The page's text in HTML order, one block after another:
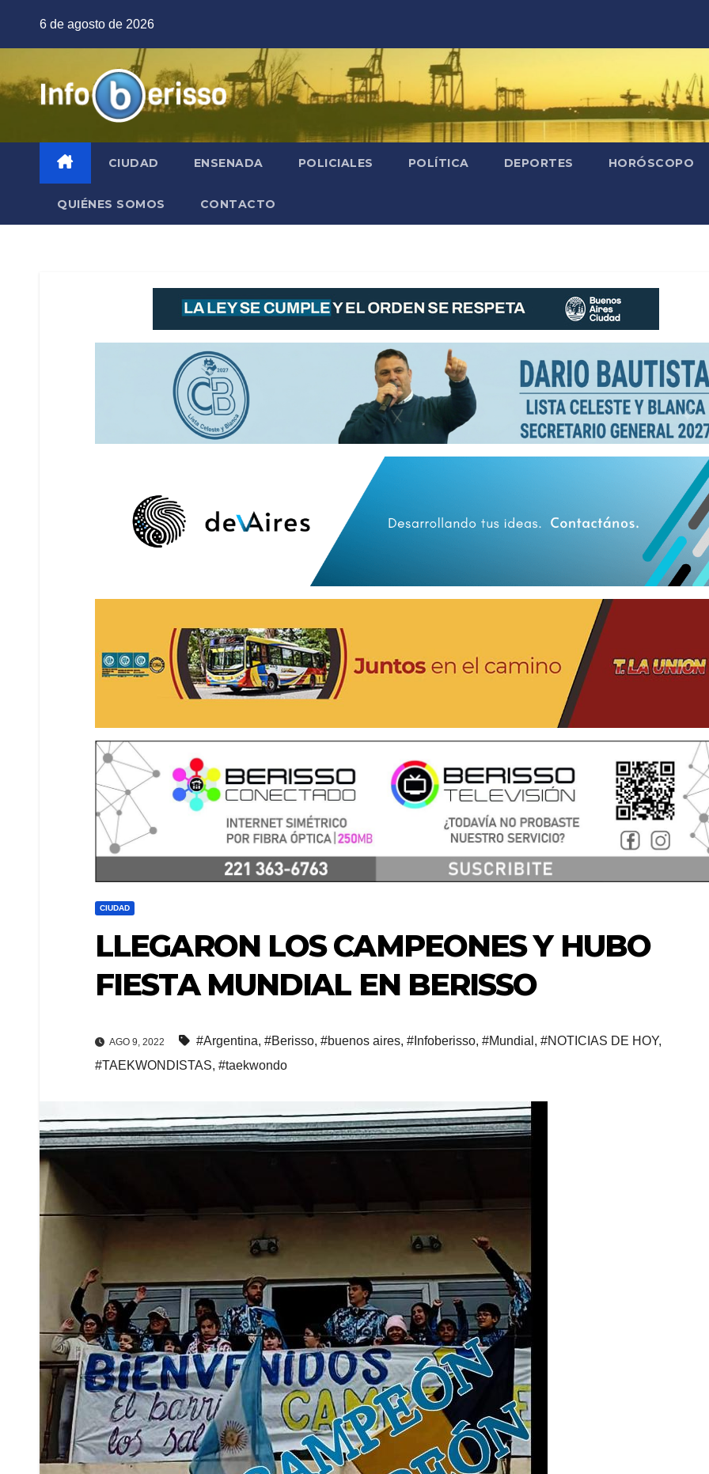
6 de agosto de 2026
CIUDAD ENSENADA POLICIALES POLÍTICA DEPORTES HORÓSCOPO
QUIÉNES SOMOS CONTACTO
CIUDAD
LLEGARON LOS CAMPEONES Y HUBO
FIESTA MUNDIAL EN BERISSO
AGO 9, 2022 #Argentina, #Berisso, #buenos aires, #Infoberisso, #Mundial , #NOTICIAS DE HOY,
#TAEKWONDISTAS, #taekwondo